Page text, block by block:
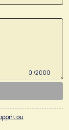
0 /2000